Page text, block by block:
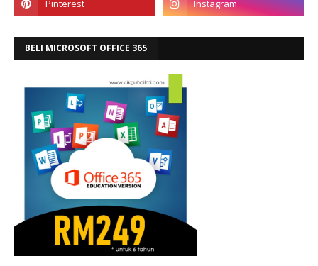
BELI MICROSOFT OFFICE 365